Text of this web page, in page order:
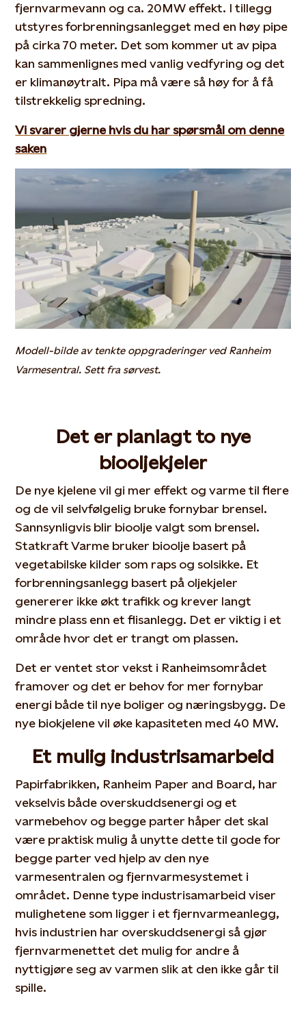
fjernvarmevann og ca. 20MW effekt. I tillegg
utstyres forbrenningsanlegget med en høy pipe
på cirka 70 meter. Det som kommer ut av pipa
kan sammenlignes med vanlig vedfyring og det
er klimanøytralt. Pipa må være så høy for å få
tilstrekkelig spredning.
Vi svarer gjerne hvis du har spørsmål om denne
saken
Modell-bilde av tenkte oppgraderinger ved Ranheim
Varmesentral. Sett fra sørvest.
Det er planlagt to nye
biooljekjeler
De nye kjelene vil gi mer effekt og varme til flere
og de vil selvfølgelig bruke fornybar brensel.
Sannsynligvis blir bioolje valgt som brensel.
Statkraft Varme bruker bioolje basert på
vegetabilske kilder som raps og solsikke. Et
forbrenningsanlegg basert på oljekjeler
genererer ikke økt trafikk og krever langt
mindre plass enn et flisanlegg. Det er viktig i et
område hvor det er trangt om plassen.
Det er ventet stor vekst i Ranheimsområdet
framover og det er behov for mer fornybar
energi både til nye boliger og næringsbygg. De
nye biokjelene vil øke kapasiteten med 40 MW.
Et mulig industrisamarbeid
Papirfabrikken, Ranheim Paper and Board, har
vekselvis både overskuddsenergi og et
varmebehov og begge parter håper det skal
være praktisk mulig å unytte dette til gode for
begge parter ved hjelp av den nye
varmesentralen og fjernvarmesystemet i
området. Denne type industrisamarbeid viser
mulighetene som ligger i et fjernvarmeanlegg,
hvis industrien har overskuddsenergi så gjør
fjernvarmenettet det mulig for andre å
nyttigjøre seg av varmen slik at den ikke går til
spille.